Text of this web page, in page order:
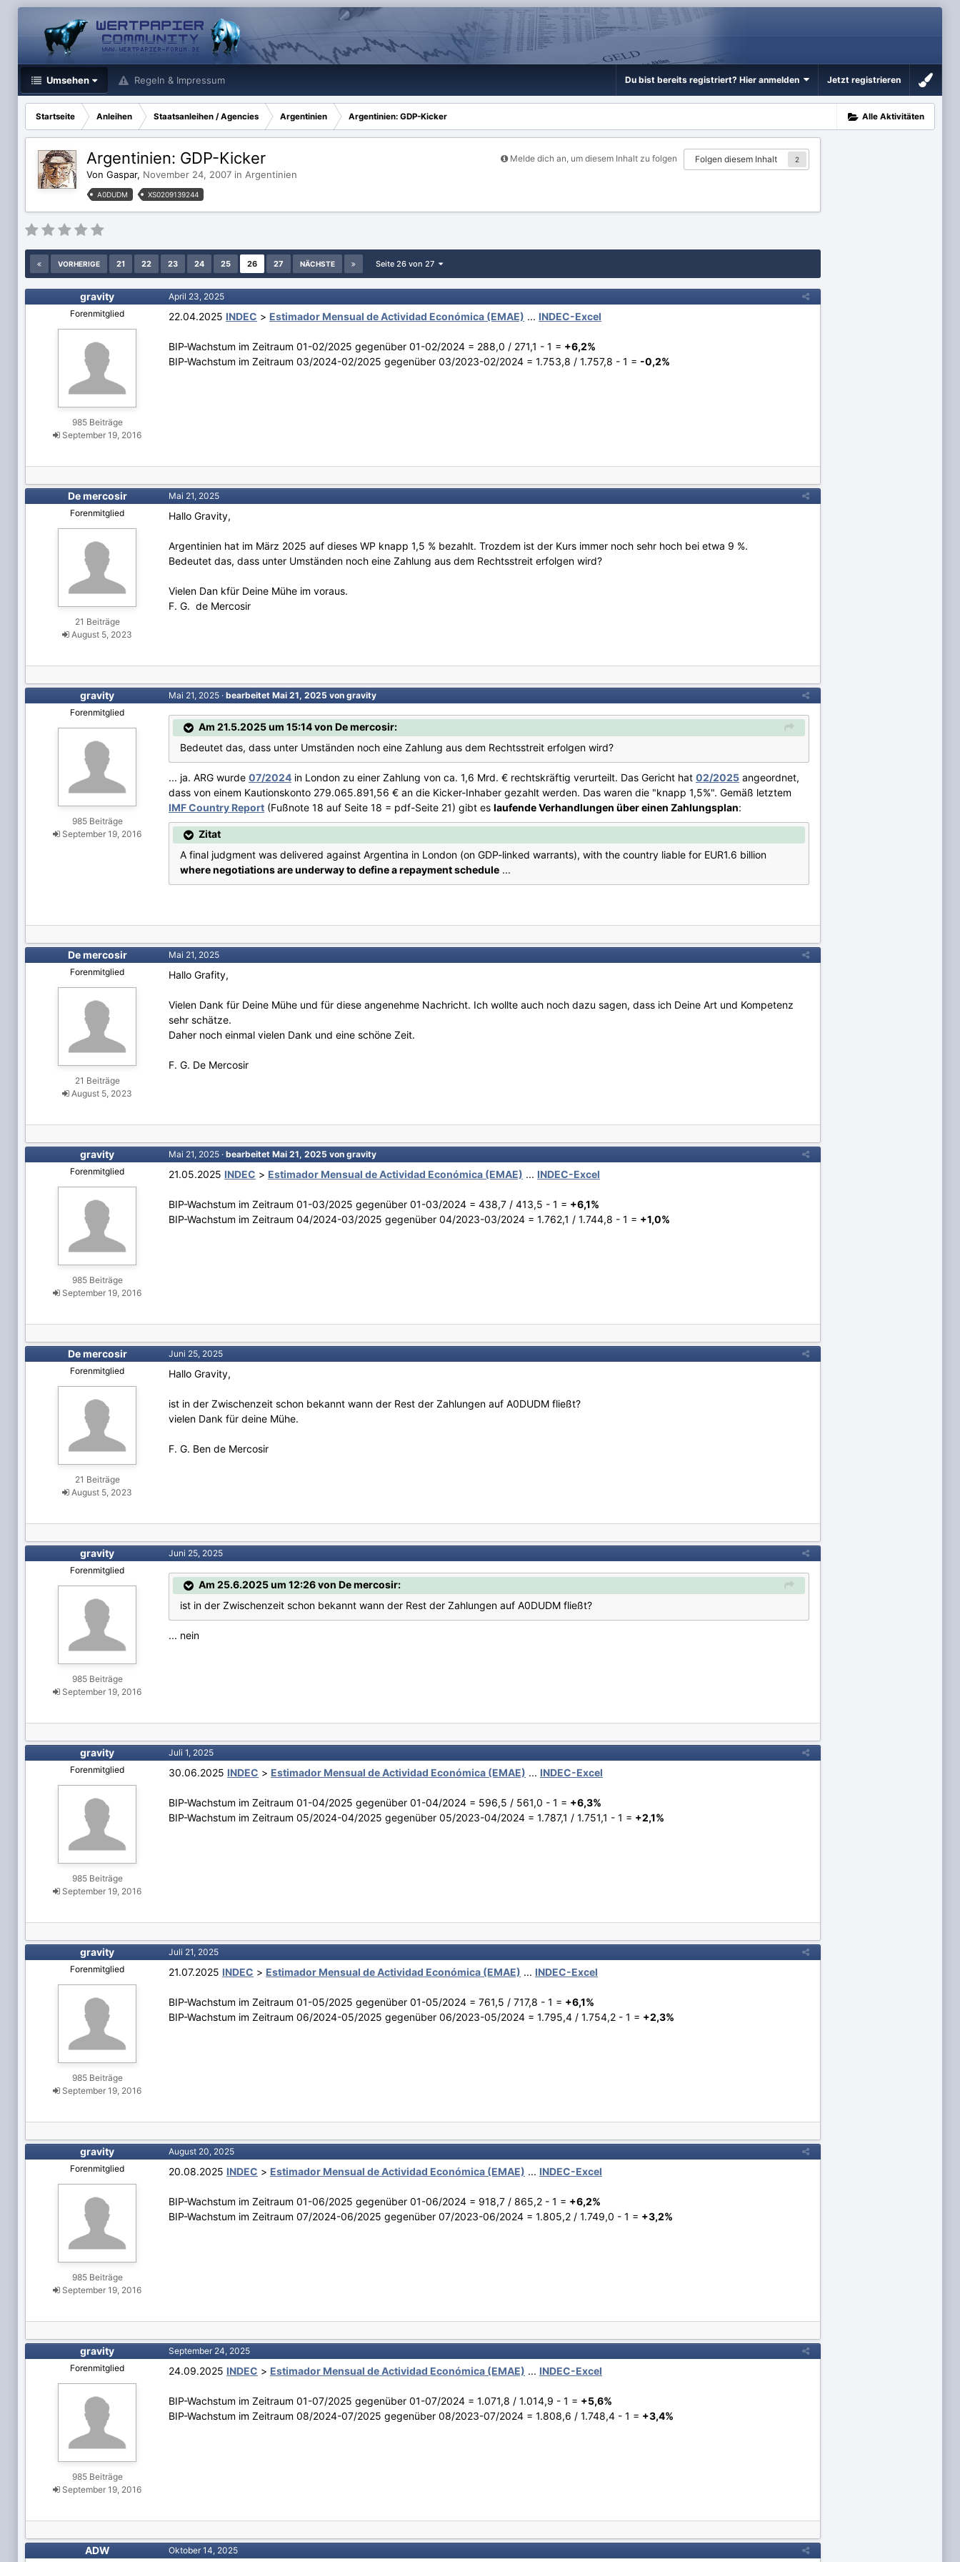
Umsehen Regeln & Impressum Du bist bereits registriert? Hier anmelden Jetzt registrieren
Alle Aktivitäten
Startseite Anleihen Staatsanleihen / Agencies Argentinien Argentinien: GDP-Kicker
Melde dich an, um diesem Inhalt zu folgen Folgen diesem Inhalt 2
Argentinien: GDP-Kicker
Von Gaspar, November 24, 2007 in Argentinien
A0DUDM XS0209139244
VORHERIGE 21 22 23 24 25 26 27 NÄCHSTE Seite 26 von 27
gravity
Forenmitglied
985 Beiträge
September 19, 2016
April 23, 2025
22.04.2025 INDEC > Estimador Mensual de Actividad Económica (EMAE) ... INDEC-Excel
BIP-Wachstum im Zeitraum 01-02/2025 gegenüber 01-02/2024 = 288,0 / 271,1 - 1 = +6,2%
BIP-Wachstum im Zeitraum 03/2024-02/2025 gegenüber 03/2023-02/2024 = 1.753,8 / 1.757,8 - 1 = -0,2%
De mercosir
Forenmitglied
21 Beiträge
August 5, 2023
Mai 21, 2025
Hallo Gravity,
Argentinien hat im März 2025 auf dieses WP knapp 1,5 % bezahlt. Trozdem ist der Kurs immer noch sehr hoch bei etwa 9 %.
Bedeutet das, dass unter Umständen noch eine Zahlung aus dem Rechtsstreit erfolgen wird?
Vielen Dan kfür Deine Mühe im voraus.
F. G. de Mercosir
gravity
Forenmitglied
985 Beiträge
September 19, 2016
Mai 21, 2025 · bearbeitet Mai 21, 2025 von gravity
Am 21.5.2025 um 15:14 von De mercosir:
Bedeutet das, dass unter Umständen noch eine Zahlung aus dem Rechtsstreit erfolgen wird?
... ja. ARG wurde 07/2024 in London zu einer Zahlung von ca. 1,6 Mrd. € rechtskräftig verurteilt. Das Gericht hat 02/2025 angeordnet,
dass von einem Kautionskonto 279.065.891,56 € an die Kicker-Inhaber gezahlt werden. Das waren die "knapp 1,5%". Gemäß letztem
IMF Country Report (Fußnote 18 auf Seite 18 = pdf-Seite 21) gibt es laufende Verhandlungen über einen Zahlungsplan:
Zitat
A final judgment was delivered against Argentina in London (on GDP-linked warrants), with the country liable for EUR1.6 billion
where negotiations are underway to define a repayment schedule ...
De mercosir
Forenmitglied
21 Beiträge
August 5, 2023
Mai 21, 2025
Hallo Grafity,
Vielen Dank für Deine Mühe und für diese angenehme Nachricht. Ich wollte auch noch dazu sagen, dass ich Deine Art und Kompetenz
sehr schätze.
Daher noch einmal vielen Dank und eine schöne Zeit.
F. G. De Mercosir
gravity
Forenmitglied
985 Beiträge
September 19, 2016
Mai 21, 2025 · bearbeitet Mai 21, 2025 von gravity
21.05.2025 INDEC > Estimador Mensual de Actividad Económica (EMAE) ... INDEC-Excel
BIP-Wachstum im Zeitraum 01-03/2025 gegenüber 01-03/2024 = 438,7 / 413,5 - 1 = +6,1%
BIP-Wachstum im Zeitraum 04/2024-03/2025 gegenüber 04/2023-03/2024 = 1.762,1 / 1.744,8 - 1 = +1,0%
De mercosir
Forenmitglied
21 Beiträge
August 5, 2023
Juni 25, 2025
Hallo Gravity,
ist in der Zwischenzeit schon bekannt wann der Rest der Zahlungen auf A0DUDM fließt?
vielen Dank für deine Mühe.
F. G. Ben de Mercosir
gravity
Forenmitglied
985 Beiträge
September 19, 2016
Juni 25, 2025
Am 25.6.2025 um 12:26 von De mercosir:
ist in der Zwischenzeit schon bekannt wann der Rest der Zahlungen auf A0DUDM fließt?
... nein
gravity
Forenmitglied
985 Beiträge
September 19, 2016
Juli 1, 2025
30.06.2025 INDEC > Estimador Mensual de Actividad Económica (EMAE) ... INDEC-Excel
BIP-Wachstum im Zeitraum 01-04/2025 gegenüber 01-04/2024 = 596,5 / 561,0 - 1 = +6,3%
BIP-Wachstum im Zeitraum 05/2024-04/2025 gegenüber 05/2023-04/2024 = 1.787,1 / 1.751,1 - 1 = +2,1%
gravity
Forenmitglied
985 Beiträge
September 19, 2016
Juli 21, 2025
21.07.2025 INDEC > Estimador Mensual de Actividad Económica (EMAE) ... INDEC-Excel
BIP-Wachstum im Zeitraum 01-05/2025 gegenüber 01-05/2024 = 761,5 / 717,8 - 1 = +6,1%
BIP-Wachstum im Zeitraum 06/2024-05/2025 gegenüber 06/2023-05/2024 = 1.795,4 / 1.754,2 - 1 = +2,3%
gravity
Forenmitglied
985 Beiträge
September 19, 2016
August 20, 2025
20.08.2025 INDEC > Estimador Mensual de Actividad Económica (EMAE) ... INDEC-Excel
BIP-Wachstum im Zeitraum 01-06/2025 gegenüber 01-06/2024 = 918,7 / 865,2 - 1 = +6,2%
BIP-Wachstum im Zeitraum 07/2024-06/2025 gegenüber 07/2023-06/2024 = 1.805,2 / 1.749,0 - 1 = +3,2%
gravity
Forenmitglied
985 Beiträge
September 19, 2016
September 24, 2025
24.09.2025 INDEC > Estimador Mensual de Actividad Económica (EMAE) ... INDEC-Excel
BIP-Wachstum im Zeitraum 01-07/2025 gegenüber 01-07/2024 = 1.071,8 / 1.014,9 - 1 = +5,6%
BIP-Wachstum im Zeitraum 08/2024-07/2025 gegenüber 08/2023-07/2024 = 1.808,6 / 1.748,4 - 1 = +3,4%
ADW Oktober 14, 2025